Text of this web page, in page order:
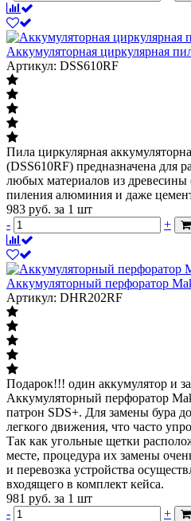
Аккумуляторная циркулярная
Артикул: DSS610RF
Пила циркулярная
(DSS610RF) предназначена для
любых материалов из
пиления алюминия и даже
983 руб. за 1 шт
-
+
Аккумуляторный перфоратор
Артикул: DHR202RF
Подарок!!! один аккумулятор и
Аккумуляторный перфоратор
патрон SDS+. Для замены бура
легкого движения, что часто
Так как угольные щетки
месте, процедура их замены
и перевозка устройства
входящего в комплект кейса.
981 руб. за 1 шт
-
+